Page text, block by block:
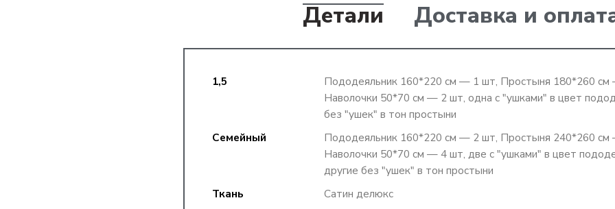
Детали Доставка и
1,5
Пододеяльник 160*220 см — 1 шт, Простыня 180*260
Наволочки 50*70 см — 2 шт, одна с "ушками" в цвет
без "ушек" в тон простыни
Семейный
Пододеяльник 160*220 см — 2 шт, Простыня 240*260
Наволочки 50*70 см — 4 шт, две с "ушками" в цвет
другие без "ушек" в тон простыни
Ткань
Сатин делюкс